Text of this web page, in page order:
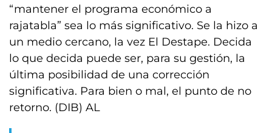
“mantener el programa económico a
rajatabla” sea lo más significativo. Se la hizo a
un medio cercano, la vez El Destape. Decida
lo que decida puede ser, para su gestión, la
última posibilidad de una corrección
significativa. Para bien o mal, el punto de no
retorno. (DIB) AL